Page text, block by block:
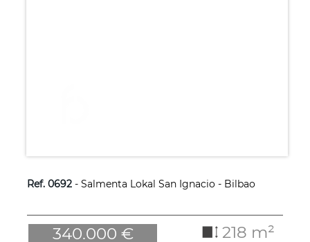
Ref. 0692- Salmenta Lokal San Ignacio - Bilbao
340.000 € 218 m²